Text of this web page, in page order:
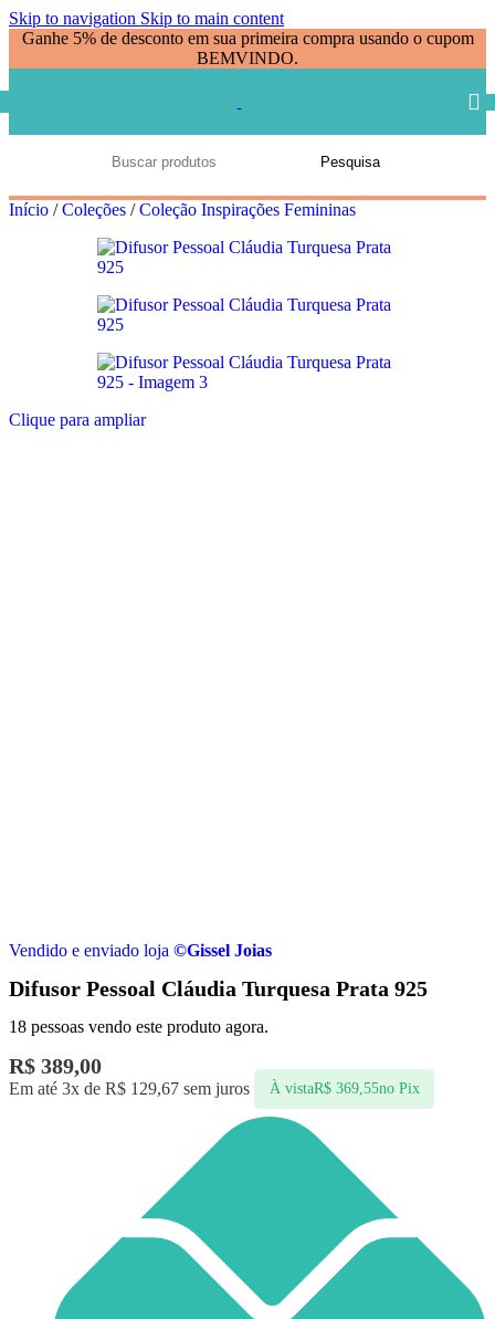
Skip to navigation Skip to main content
Ganhe 5% de desconto em sua primeira compra usando o cupom
BEMVINDO.
Pesquisa
Início / Coleções / Coleção Inspirações Femininas
Clique para ampliar
Vendido e enviado loja ©Gissel Joias
Difusor Pessoal Cláudia Turquesa Prata 925
18 pessoas vendo este produto agora.
R$ 389,00
Em até 3x de R$ 129,67 sem juros À vistaR$369,55no Pix